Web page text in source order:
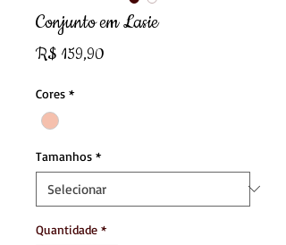
Conjunto em Lasie
R$ 159,90
Cores *
Tamanhos *
Quantidade *